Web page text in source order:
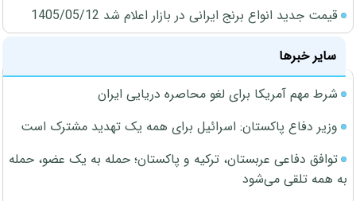
قیمت جدید انواع برنج ایرانی در بازار اعلام شد 1405/05/12
سایر خبرها
شرط مهم آمریکا برای لغو محاصره دریایی ایران
وزیر دفاع پاکستان: اسرائیل برای همه یک تهدید مشترک است
توافق دفاعی عربستان، ترکیه و پاکستان؛ حمله به یک عضو، حمله
به همه تلقی می‌شود